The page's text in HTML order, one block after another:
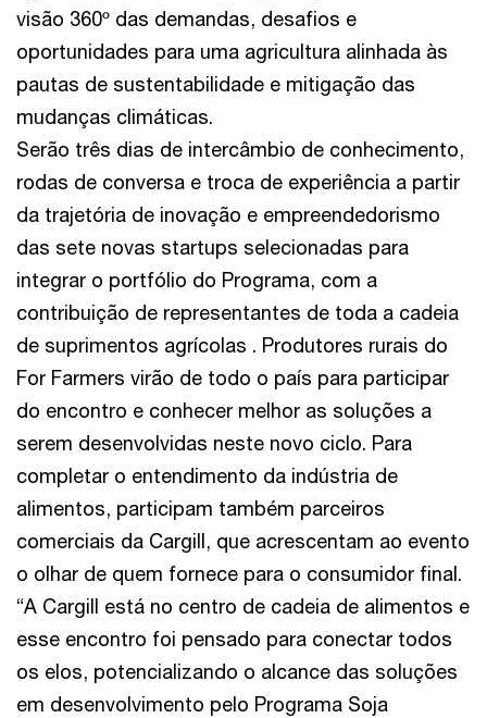
visão 360º das demandas, desafios e
oportunidades para uma agricultura alinhada às
pautas de sustentabilidade e mitigação das
mudanças climáticas.
Serão três dias de intercâmbio de conhecimento,
rodas de conversa e troca de experiência a partir
da trajetória de inovação e empreendedorismo
das sete novas startups selecionadas para
integrar o portfólio do Programa, com a
contribuição de representantes de toda a cadeia
de suprimentos agrícolas . Produtores rurais do
For Farmers virão de todo o país para participar
do encontro e conhecer melhor as soluções a
serem desenvolvidas neste novo ciclo. Para
completar o entendimento da indústria de
alimentos, participam também parceiros
comerciais da Cargill, que acrescentam ao evento
o olhar de quem fornece para o consumidor final.
“A Cargill está no centro de cadeia de alimentos e
esse encontro foi pensado para conectar todos
os elos, potencializando o alcance das soluções
em desenvolvimento pelo Programa Soja